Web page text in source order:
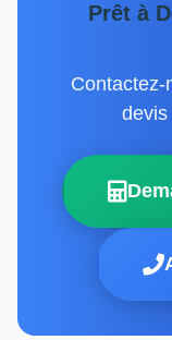
Prêt à
Contactez-